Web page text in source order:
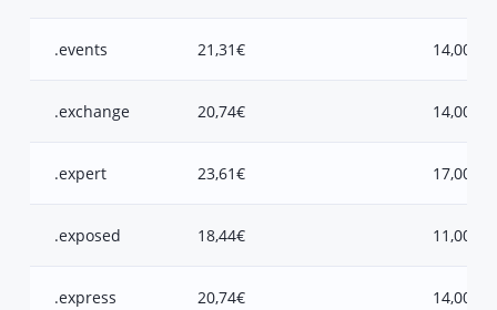
.events 21,31€ 14,00€
.exchange 20,74€ 14,00€
.expert 23,61€ 17,00€
.exposed 18,44€ 11,00€
.express 20,74€ 14,00€